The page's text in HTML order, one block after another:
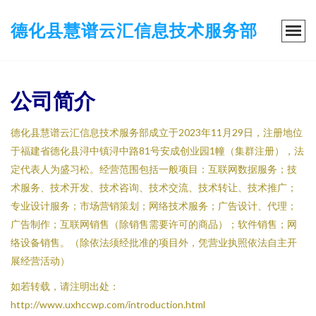
德化县慧谱云汇信息技术服务部
公司简介
德化县慧谱云汇信息技术服务部成立于2023年11月29日，注册地位
于福建省德化县浔中镇浔中路81号安成创业园1幢（集群注册），法
定代表人为盛习松。经营范围包括一般项目：互联网数据服务；技
术服务、技术开发、技术咨询、技术交流、技术转让、技术推广；
专业设计服务；市场营销策划；网络技术服务；广告设计、代理；
广告制作；互联网销售（除销售需要许可的商品）；软件销售；网
络设备销售。（除依法须经批准的项目外，凭营业执照依法自主开
展经营活动）
如若转载，请注明出处：
http://www.uxhccwp.com/introduction.html